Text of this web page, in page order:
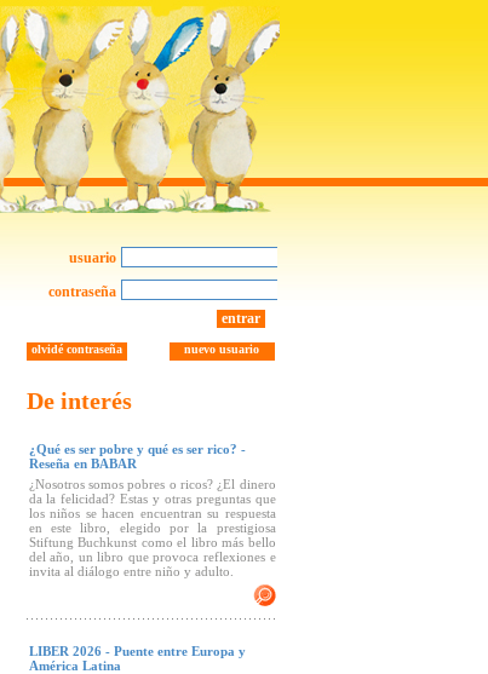
usuario
contraseña
entrar
nuevo usuario
olvidé contraseña
De interés
¿Qué es ser pobre y qué es ser rico? -
Reseña en BABAR
¿Nosotros somos pobres o ricos? ¿El dinero
da la felicidad? Estas y otras preguntas que
los niños se hacen encuentran su respuesta
en este libro, elegido por la prestigiosa
Stiftung Buchkunst como el libro más bello
del año, un libro que provoca reflexiones e
invita al diálogo entre niño y adulto.
LIBER 2026 - Puente entre Europa y
América Latina